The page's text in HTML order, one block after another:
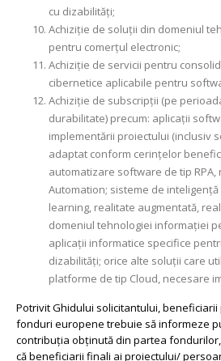
cu dizabilități;
Achiziție de soluții din domeniul
pentru comerțul electronic;
Achiziție de servicii pentru
cibernetice aplicabile pentru
Achiziție de subscripții (pe
durabilitate) precum: aplicații
implementării proiectului (inclusiv
adaptat conform cerințelor
automatizare software de tip RPA,
Automation; sisteme de
learning, realitate augmentată,
domeniul tehnologiei informației
aplicații informatice specifice
dizabilități; orice alte soluții care
platforme de tip Cloud, necesare
Potrivit Ghidului solicitantului,
fonduri europene trebuie să informeze
contribuția obținută din partea
că beneficiarii finali ai proiectului/